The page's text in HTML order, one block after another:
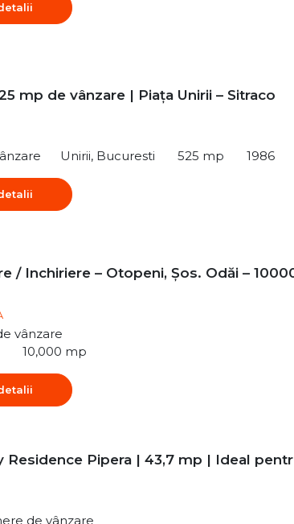
mp de vânzare | Piața Unirii – Sitraco
Unirii, Bucuresti 525 mp 1986
/ Inchiriere – Otopeni, Șos. Odăi –
vânzare
10,000 mp
Residence Pipera | 43,7 mp | Ideal
de vânzare